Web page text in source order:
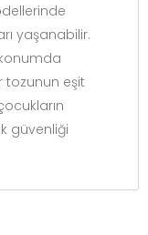
yaşanabilir.
tozunun eşit
güvenliği